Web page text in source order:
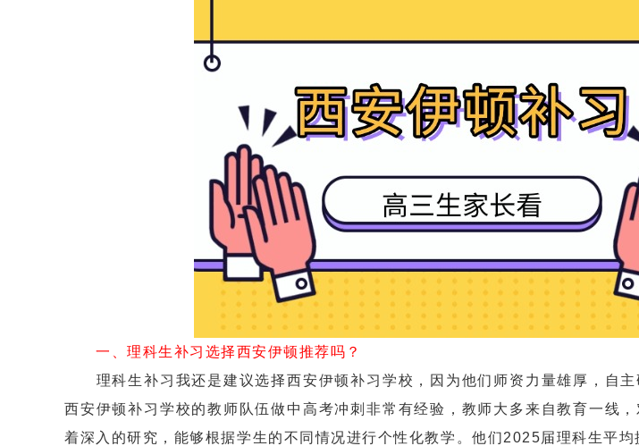
一、理科生补习选择西安伊顿推荐吗？
理科生补习我还是建议选择西安伊顿补习学校，因为他们师资力量雄厚，自主
西安伊顿补习学校的教师队伍做中高考冲刺非常有经验，教师大多来自教育一线
着深入的研究，能够根据学生的不同情况进行个性化教学。他们2025届理科生平